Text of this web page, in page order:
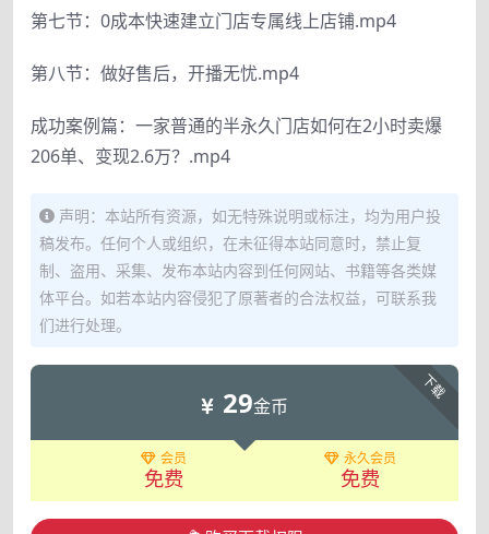
第七节：0成本快速建立门店专属线上店铺.mp4
第八节：做好售后，开播无忧.mp4
成功案例篇：一家普通的半永久门店如何在2小时卖爆
206单、变现2.6万？.mp4
声明：本站所有资源，如无特殊说明或标注，均为用户投
稿发布。任何个人或组织，在未征得本站同意时，禁止复
制、盗用、采集、发布本站内容到任何网站、书籍等各类媒
体平台。如若本站内容侵犯了原著者的合法权益，可联系我
们进行处理。
下载
29金币
会员
免费
永久会员
免费